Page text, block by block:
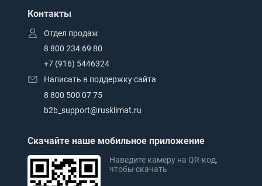
Контакты
Отдел продаж
8 800 234 69 80
+7 (916) 5446324
Написать в поддержку сайта
8 800 500 07 75
b2b_support@rusklimat.ru
Скачайте наше мобильное приложение
Наведите камеру на QR-код,
чтобы скачать